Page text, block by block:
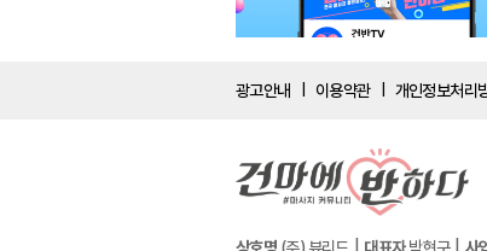
광고안내 이용약관 개인정보처리